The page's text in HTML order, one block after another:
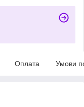
Оплата Умови